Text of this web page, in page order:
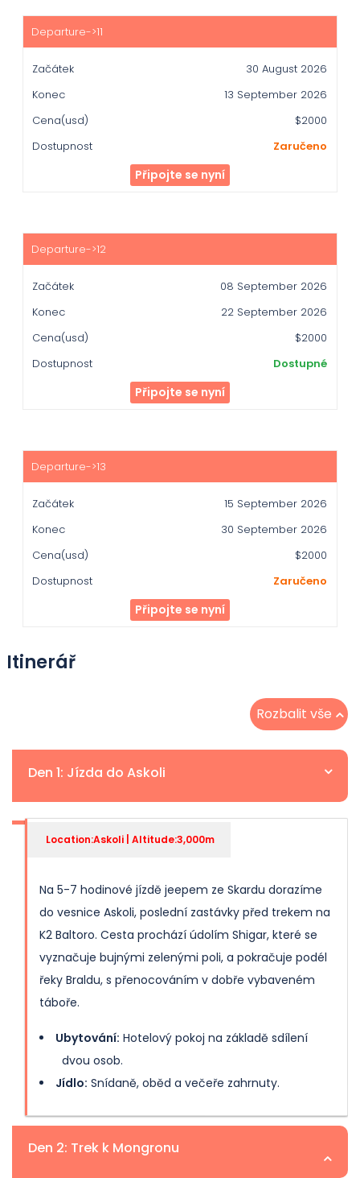
30 August 2026
13 September 2026
$2000
Zaručeno
Připojte se nyní
08 September 2026
22 September 2026
$2000
Dostupné
Připojte se nyní
15 September 2026
30 September 2026
$2000
Zaručeno
Připojte se nyní
Itinerář
Rozbalit vše
Den 1: Jízda do Askoli
Location:Askoli | Altitude:3,000m
Na 5-7 hodinové jízdě jeepem ze Skardu dorazíme
do vesnice Askoli, poslední zastávky před trekem na
K2 Baltoro. Cesta prochází údolím Shigar, které se
vyznačuje bujnými zelenými poli, a pokračuje podél
řeky Braldu, s přenocováním v dobře vybaveném
táboře.
Ubytování: Hotelový pokoj na základě sdílení
dvou osob.
Jídlo: Snídaně, oběd a večeře zahrnuty.
Den 2: Trek k Mongronu